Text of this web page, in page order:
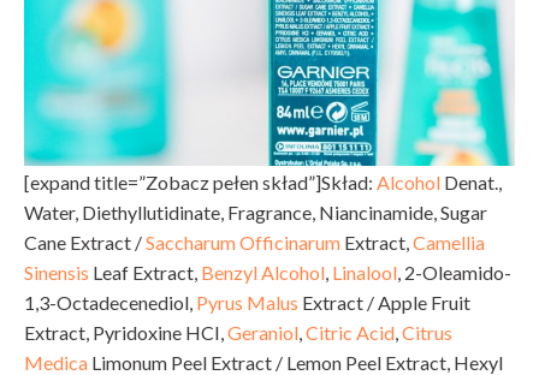
[expand title=”Zobacz pełen skład”]Skład: Alcohol Denat.,
Water, Diethyllutidinate, Fragrance, Niancinamide, Sugar
Cane Extract /Saccharum Officinarum Extract, Camellia
Sinensis Leaf Extract, Benzyl Alcohol Linalool , 2-Oleamido-
1,3-Octadecenediol, Pyrus Malus Extract / Apple Fruit
Extract, Pyridoxine HCI, Geraniol Citric Acid Citrus
Medica Limonum Peel Extract / Lemon Peel Extract, Hexyl